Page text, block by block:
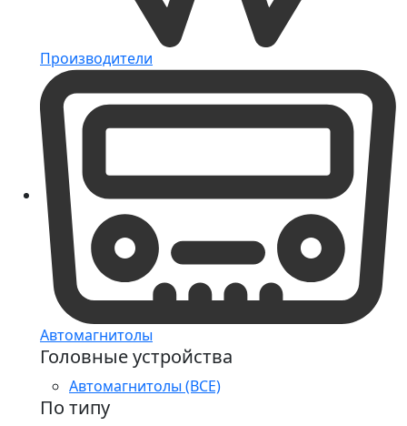
Производители
Автомагнитолы
Головные устройства
Автомагнитолы (ВСЕ)
По типу